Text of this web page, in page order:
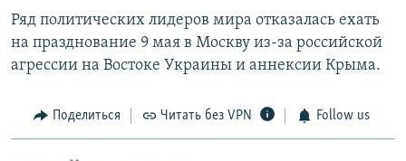
Ряд политических лидеров мира отказалась ехать
на празднование 9 мая в Москву из-за российской
агрессии на Востоке Украины и аннексии Крыма.
Поделиться Читать без VPN Follow us